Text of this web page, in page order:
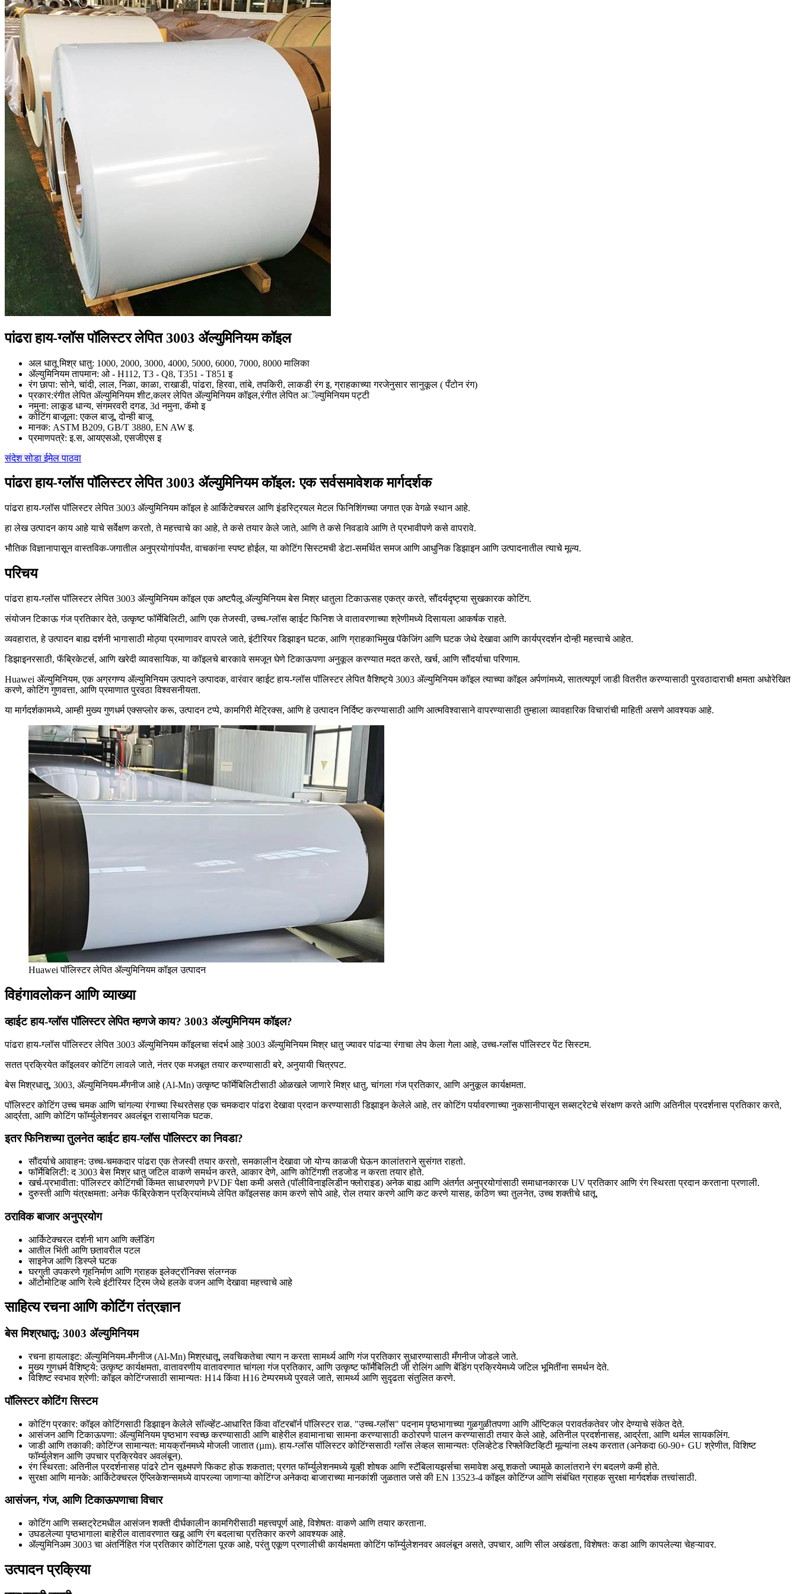
पांढरा हाय-ग्लॉस पॉलिस्टर लेपित 3003 ॲल्युमिनियम कॉइल
अल धातू मिश्र धातु: 1000, 2000, 3000, 4000, 5000, 6000, 7000, 8000 मालिका
ॲल्युमिनियम तापमान: ओ - H112, T3 - Q8, T351 - T851 इ
रंग छापा: सोने, चांदी, लाल, निळा, काळा, राखाडी, पांढरा, हिरवा, तांबे, तपकिरी, लाकडी रंग इ, ग्राहकाच्या गरजेनुसार सानुकूल ( पँटोन रंग)
प्रकार:रंगीत लेपित ॲल्युमिनियम शीट,कलर लेपित ॲल्युमिनियम कॉइल,रंगीत लेपित अॅल्युमिनियम पट्टी
नमुना: लाकूड धान्य, संगमरवरी दगड, 3d नमुना, कॅमो इ
कोटिंग बाजूला: एकल बाजू, दोन्ही बाजू
मानक: ASTM B209, GB/T 3880, EN AW इ.
प्रमाणपत्रे: इ.स, आयएसओ, एसजीएस इ
संदेश सोडाईमेल पाठवा
पांढरा हाय-ग्लॉस पॉलिस्टर लेपित 3003 ॲल्युमिनियम कॉइल: एक सर्वसमावेशक मार्गदर्शक
पांढरा हाय-ग्लॉस पॉलिस्टर लेपित 3003 ॲल्युमिनियम कॉइल हे आर्किटेक्चरल आणि इंडस्ट्रियल मेटल फिनिशिंगच्या जगात एक वेगळे स्थान आहे.
हा लेख उत्पादन काय आहे याचे सर्वेक्षण करतो, ते महत्त्वाचे का आहे, ते कसे तयार केले जाते, आणि ते कसे निवडावे आणि ते प्रभावीपणे कसे वापरावे.
भौतिक विज्ञानापासून वास्तविक-जगातील अनुप्रयोगांपर्यंत, वाचकांना स्पष्ट होईल, या कोटिंग सिस्टमची डेटा-समर्थित समज आणि आधुनिक डिझाइन आणि उत्पादनातील त्याचे मूल्य.
परिचय
पांढरा हाय-ग्लॉस पॉलिस्टर लेपित 3003 ॲल्युमिनियम कॉइल एक अष्टपैलू ॲल्युमिनियम बेस मिश्र धातुला टिकाऊसह एकत्र करते, सौंदर्यदृष्ट्या सुखकारक कोटिंग.
संयोजन टिकाऊ गंज प्रतिकार देते, उत्कृष्ट फॉर्मेबिलिटी, आणि एक तेजस्वी, उच्च-ग्लॉस व्हाईट फिनिश जे वातावरणाच्या श्रेणीमध्ये दिसायला आकर्षक राहते.
व्यवहारात, हे उत्पादन बाह्य दर्शनी भागासाठी मोठ्या प्रमाणावर वापरले जाते, इंटीरियर डिझाइन घटक, आणि ग्राहकाभिमुख पॅकेजिंग आणि घटक जेथे देखावा आणि कार्यप्रदर्शन दोन्ही महत्त्वाचे आहेत.
डिझाइनरसाठी, फॅब्रिकेटर्स, आणि खरेदी व्यावसायिक, या कॉइलचे बारकावे समजून घेणे टिकाऊपणा अनुकूल करण्यात मदत करते, खर्च, आणि सौंदर्याचा परिणाम.
Huawei ॲल्युमिनियम, एक अग्रगण्य ॲल्युमिनियम उत्पादने उत्पादक, वारंवार व्हाईट हाय-ग्लॉस पॉलिस्टर लेपित वैशिष्ट्ये 3003 ॲल्युमिनियम कॉइल त्याच्या कॉइल अर्पणांमध्ये, सातत्यपूर्ण जाडी वितरीत करण्यासाठी पुरवठादाराची क्षमता अधोरेखित
करणे, कोटिंग गुणवत्ता, आणि प्रमाणात पुरवठा विश्वसनीयता.
या मार्गदर्शकामध्ये, आम्ही मुख्य गुणधर्म एक्सप्लोर करू, उत्पादन टप्पे, कामगिरी मेट्रिक्स, आणि हे उत्पादन निर्दिष्ट करण्यासाठी आणि आत्मविश्वासाने वापरण्यासाठी तुम्हाला व्यावहारिक विचारांची माहिती असणे आवश्यक आहे.
Huawei पॉलिस्टर लेपित ॲल्युमिनियम कॉइल उत्पादन
विहंगावलोकन आणि व्याख्या
व्हाईट हाय-ग्लॉस पॉलिस्टर लेपित म्हणजे काय? 3003 ॲल्युमिनियम कॉइल?
पांढरा हाय-ग्लॉस पॉलिस्टर लेपित 3003 ॲल्युमिनियम कॉइलचा संदर्भ आहे 3003 ॲल्युमिनियम मिश्र धातु ज्यावर पांढऱ्या रंगाचा लेप केला गेला आहे, उच्च-ग्लॉस पॉलिस्टर पेंट सिस्टम.
सतत प्रक्रियेत कॉइलवर कोटिंग लावले जाते, नंतर एक मजबूत तयार करण्यासाठी बरे, अनुयायी चित्रपट.
बेस मिश्रधातू, 3003, ॲल्युमिनियम-मँगनीज आहे (Al-Mn) उत्कृष्ट फॉर्मेबिलिटीसाठी ओळखले जाणारे मिश्र धातु, चांगला गंज प्रतिकार, आणि अनुकूल कार्यक्षमता.
पॉलिस्टर कोटिंग उच्च चमक आणि चांगल्या रंगाच्या स्थिरतेसह एक चमकदार पांढरा देखावा प्रदान करण्यासाठी डिझाइन केलेले आहे, तर कोटिंग पर्यावरणाच्या नुकसानीपासून सब्सट्रेटचे संरक्षण करते आणि अतिनील प्रदर्शनास प्रतिकार करते,
आर्द्रता, आणि कोटिंग फॉर्म्युलेशनवर अवलंबून रासायनिक घटक.
इतर फिनिशच्या तुलनेत व्हाईट हाय-ग्लॉस पॉलिस्टर का निवडा?
सौंदर्याचे आवाहन: उच्च-चमकदार पांढरा एक तेजस्वी तयार करतो, समकालीन देखावा जो योग्य काळजी घेऊन कालांतराने सुसंगत राहतो.
फॉर्मेबिलिटी: द 3003 बेस मिश्र धातु जटिल वाकणे समर्थन करते, आकार देणे, आणि कोटिंगशी तडजोड न करता तयार होते.
खर्च-प्रभावीता: पॉलिस्टर कोटिंगची किंमत साधारणपणे PVDF पेक्षा कमी असते (पॉलीविनाइलिडीन फ्लोराइड) अनेक बाह्य आणि अंतर्गत अनुप्रयोगांसाठी समाधानकारक UV प्रतिकार आणि रंग स्थिरता प्रदान करताना प्रणाली.
दुरुस्ती आणि यंत्रक्षमता: अनेक फॅब्रिकेशन प्रक्रियांमध्ये लेपित कॉइलसह काम करणे सोपे आहे, रोल तयार करणे आणि कट करणे यासह, कठिण च्या तुलनेत, उच्च शक्तीचे धातू.
ठराविक बाजार अनुप्रयोग
आर्किटेक्चरल दर्शनी भाग आणि क्लॅडिंग
आतील भिंती आणि छतावरील पटल
साइनेज आणि डिस्प्ले घटक
घरगुती उपकरणे गृहनिर्माण आणि ग्राहक इलेक्ट्रॉनिक्स संलग्नक
ऑटोमोटिव्ह आणि रेल्वे इंटीरियर ट्रिम जेथे हलके वजन आणि देखावा महत्त्वाचे आहे
साहित्य रचना आणि कोटिंग तंत्रज्ञान
बेस मिश्रधातू: 3003 ॲल्युमिनियम
रचना हायलाइट: ॲल्युमिनियम-मँगनीज (Al-Mn) मिश्रधातू, लवचिकतेचा त्याग न करता सामर्थ्य आणि गंज प्रतिकार सुधारण्यासाठी मँगनीज जोडले जाते.
मुख्य गुणधर्म वैशिष्ट्ये: उत्कृष्ट कार्यक्षमता, वातावरणीय वातावरणात चांगला गंज प्रतिकार, आणि उत्कृष्ट फॉर्मॅबिलिटी जी रोलिंग आणि बेंडिंग प्रक्रियेमध्ये जटिल भूमितींना समर्थन देते.
विशिष्ट स्वभाव श्रेणी: कॉइल कोटिंग्जसाठी सामान्यतः H14 किंवा H16 टेम्परमध्ये पुरवले जाते, सामर्थ्य आणि सुदृढता संतुलित करणे.
पॉलिस्टर कोटिंग सिस्टम
कोटिंग प्रकार: कॉइल कोटिंगसाठी डिझाइन केलेले सॉल्व्हेंट-आधारित किंवा वॉटरबॉर्न पॉलिस्टर राळ. "उच्च-ग्लॉस" पदनाम पृष्ठभागाच्या गुळगुळीतपणा आणि ऑप्टिकल परावर्तकतेवर जोर देण्याचे संकेत देते.
आसंजन आणि टिकाऊपणा: ॲल्युमिनियम पृष्ठभाग स्वच्छ करण्यासाठी आणि बाहेरील हवामानाचा सामना करण्यासाठी कठोरपणे पालन करण्यासाठी तयार केले आहे, अतिनील प्रदर्शनासह, आर्द्रता, आणि थर्मल सायकलिंग.
जाडी आणि तकाकी: कोटिंग्ज सामान्यत: मायक्रॉनमध्ये मोजली जातात (µm). हाय-ग्लॉस पॉलिस्टर कोटिंग्ससाठी ग्लॉस लेव्हल सामान्यतः एलिव्हेटेड रिफ्लेक्टिव्हिटी मूल्यांना लक्ष्य करतात (अनेकदा 60-90+ GU श्रेणीत, विशिष्ट
फॉर्म्युलेशन आणि उपचार प्रक्रियेवर अवलंबून).
रंग स्थिरता: अतिनील प्रदर्शनासह पांढरे टोन सूक्ष्मपणे फिकट होऊ शकतात; प्रगत फॉर्म्युलेशनमध्ये यूव्ही शोषक आणि स्टॅबिलायझर्सचा समावेश असू शकतो ज्यामुळे कालांतराने रंग बदलणे कमी होते.
सुरक्षा आणि मानके: आर्किटेक्चरल ऍप्लिकेशन्समध्ये वापरल्या जाणाऱ्या कोटिंग्ज अनेकदा बाजाराच्या मानकांशी जुळतात जसे की EN 13523-4 कॉइल कोटिंग्ज आणि संबंधित ग्राहक सुरक्षा मार्गदर्शक तत्त्वांसाठी.
आसंजन, गंज, आणि टिकाऊपणाचा विचार
कोटिंग आणि सब्सट्रेटमधील आसंजन शक्ती दीर्घकालीन कामगिरीसाठी महत्त्वपूर्ण आहे, विशेषतः वाकणे आणि तयार करताना.
उघडलेल्या पृष्ठभागाला बाहेरील वातावरणात खडू आणि रंग बदलाचा प्रतिकार करणे आवश्यक आहे.
ॲल्युमिनिअम 3003 चा अंतर्निहित गंज प्रतिकार कोटिंगला पूरक आहे, परंतु एकूण प्रणालीची कार्यक्षमता कोटिंग फॉर्म्युलेशनवर अवलंबून असते, उपचार, आणि सील अखंडता, विशेषतः कडा आणि कापलेल्या चेहऱ्यावर.
उत्पादन प्रक्रिया